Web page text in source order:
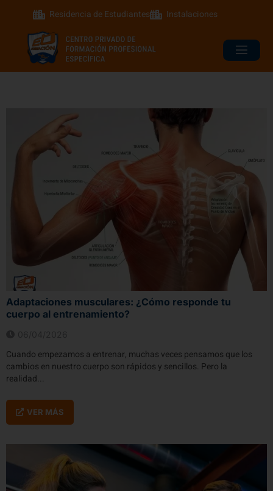
Residencia de Estudiantes Instalaciones
Adaptaciones musculares: ¿Cómo responde tu
cuerpo al entrenamiento?
Cuando empezamos a entrenar, muchas veces pensamos que los
cambios en nuestro cuerpo son rápidos y sencillos. Pero la
realidad...
VER MÁS